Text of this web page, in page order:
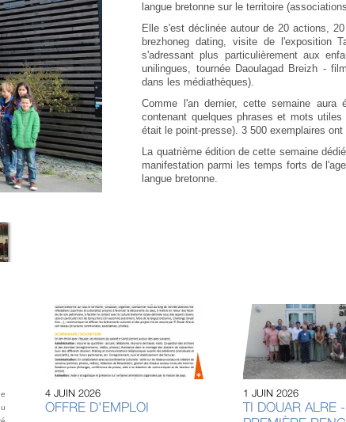
langue bretonne sur le territoire
Elle s'est déclinée autour de 20 actions,
brezhoneg dating, visite de l'exposition
s'adressant plus particulièrement aux
unilingues, tournée Daoulagad Breizh -
dans les médiathèques).
Comme l'an dernier, cette semaine aura
contenant quelques phrases et mots
était le point-presse). 3 500 exemplaires
La quatrième édition de cette semaine
manifestation parmi les temps forts de
langue bretonne.
4 JUIN 2026
OFFRE D'EMPLOI
1 JUIN 2026
TI DOUAR ALRE -